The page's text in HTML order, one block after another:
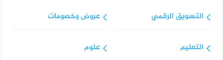
التسويق الرقمي
التعليم
عروض وخصومات
علوم